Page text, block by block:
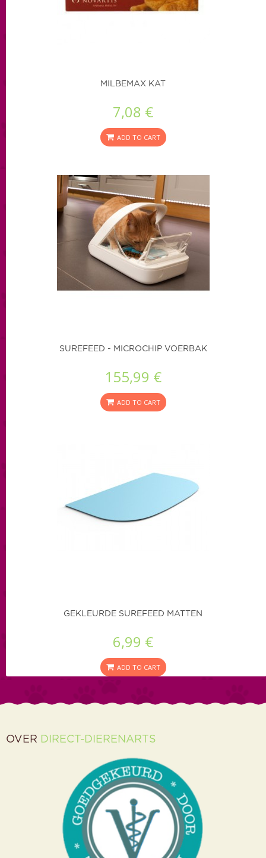
MILBEMAX KAT
7,08 €
ADD TO CART
SUREFEED - MICROCHIP VOERBAK
155,99 €
ADD TO CART
GEKLEURDE SUREFEED MATTEN
6,99 €
ADD TO CART
OVER DIRECT-DIERENARTS